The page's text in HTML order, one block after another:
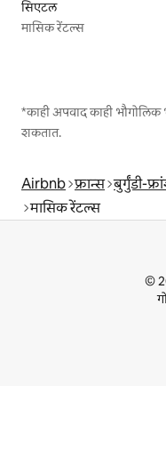
सिएटल
मासिक रेंटल्स
*काही अपवाद काही भौगोलिक
शकतात.
Airbnb फ्रान्स बुर्गुंडी-
मासिक रेंटल्स
©